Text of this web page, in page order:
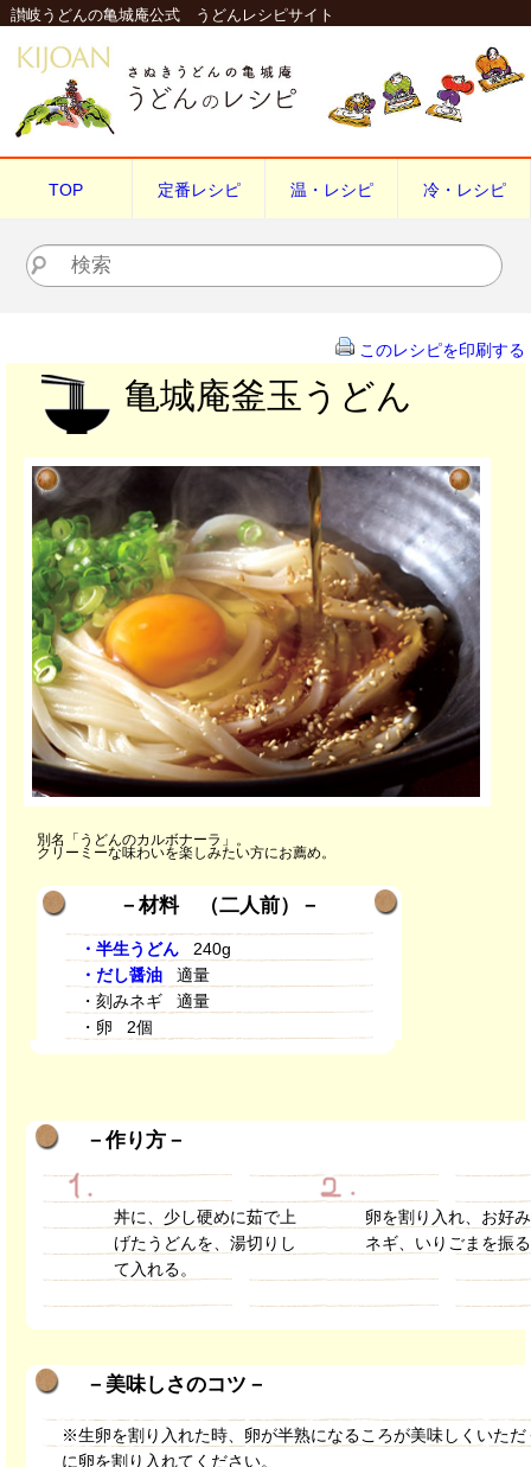
讃岐うどんの亀城庵公式 うどんレシピサイト
TOP 定番レシピ 温・レシピ 冷・レシピ
検索
このレシピを印刷する
亀城庵釜玉うどん
別名「うどんのカルボナーラ」。
クリーミーな味わいを楽しみたい方にお薦め。
－材料 （二人前）－
・半生うどん 240g
・だし醤油 適量
・刻みネギ 適量
・卵 2個
－作り方－
丼に、少し硬めに茹で上
げたうどんを、湯切りし
て入れる。
卵を割り入れ、お好
ネギ、いりごまを振
－美味しさのコツ－
※生卵を割り入れた時、卵が半熟になるころが美味しくいた
に卵を割り入れてください。